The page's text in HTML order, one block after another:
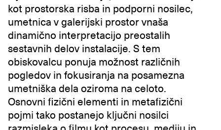
kot prostorska risba in podporni nosilec,
umetnica v galerijski prostor vnaša
dinamično interpretacijo preostalih
sestavnih delov instalacije. S tem
obiskovalcu ponuja možnost različnih
pogledov in fokusiranja na posamezna
umetniška dela oziroma na celoto.
Osnovni fizični elementi in metafizični
pojmi tako postanejo ključni nosilci